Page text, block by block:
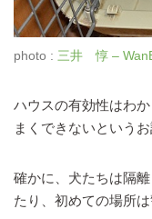
photo : 三井 惇 –
ハウスの有効性はわ
まくできないという
確かに、犬たちは隔
たり、初めての場所